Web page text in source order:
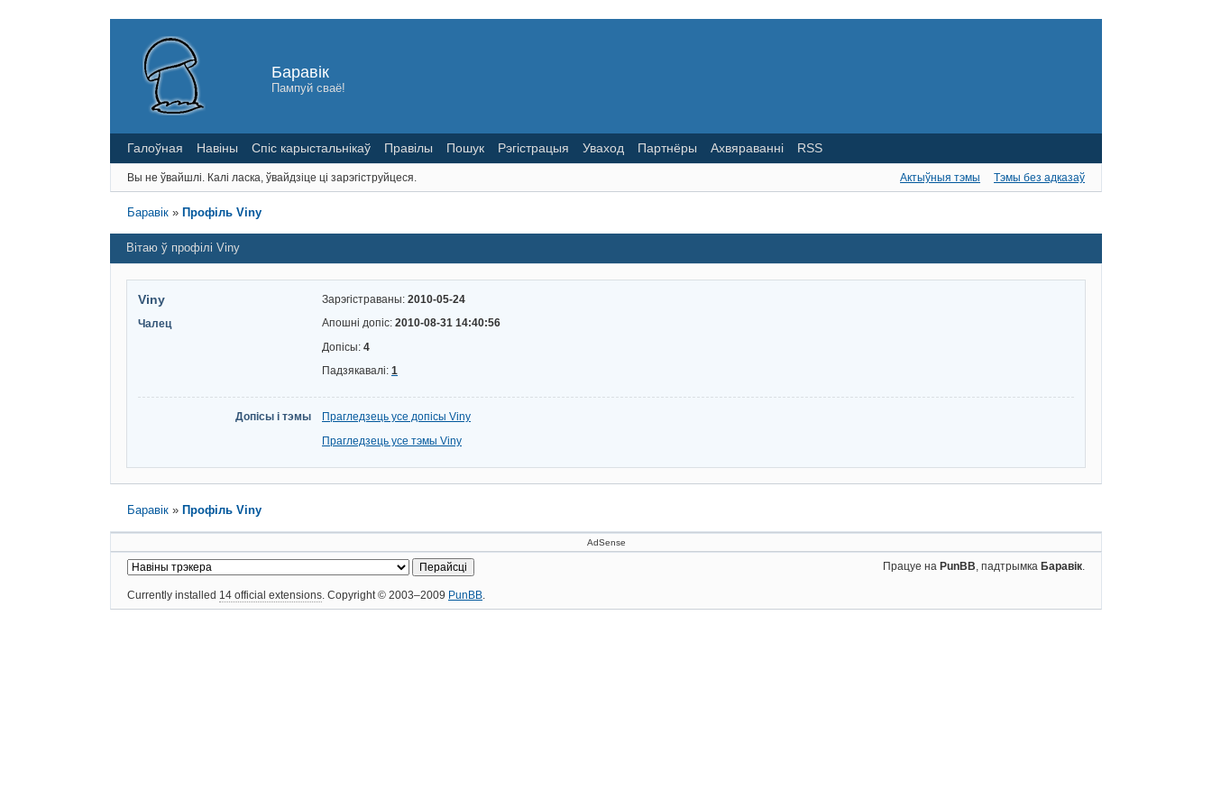
Баравік
Пампуй сваё!
Галоўная Навіны Спіс карыстальнікаў Правілы Пошук Рэгістрацыя Уваход Партнёры Ахвяраванні RSS
Вы не ўвайшлі. Калі ласка, ўвайдзіце ці зарэгіструйцеся. Актыўныя тэмы Тэмы без адказаў
Баравік » Профіль Viny
Вітаю ў профілі Viny
Viny
Чалец
Зарэгістраваны: 2010-05-24
Апошні допіс: 2010-08-31 14:40:56
Допісы: 4
Падзякавалі: 1
Допісы і тэмы
Прагледзець усе допісы Viny
Прагледзець усе тэмы Viny
Баравік »Профіль Viny
AdSense
Працуе на PunBB , падтрымка Баравік
Currently installed 14 official extensions . Copyright © 2003–2009 PunBB